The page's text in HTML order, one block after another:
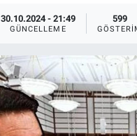
30.10.2024 - 21:49
GÜNCELLEME
599